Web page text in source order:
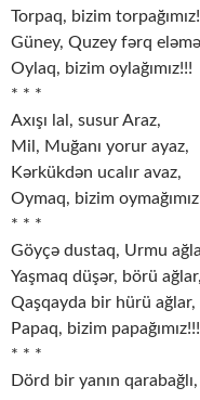
Torpaq, bizim
Güney, Quzey fərq
Oylaq, bizim oylağımız!!!
* * *
Axışı lal, susur Araz,
Mil, Muğanı yorur ayaz,
Kərkükdən ucalır avaz,
Oymaq, bizim
* * *
Göyçə dustaq, Urmu
Yaşmaq düşər, börü ağlar,
Qaşqayda bir hürü ağlar,
Papaq, bizim papağımız!!!
* * *
Dörd bir yanın qarabağlı,